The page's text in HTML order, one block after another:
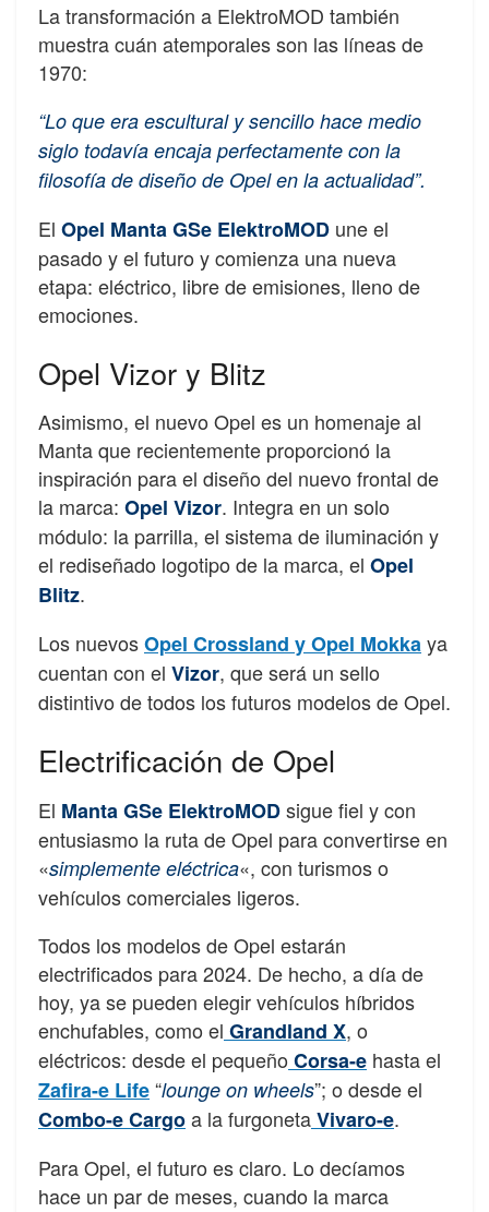
La transformación a ElektroMOD también
muestra cuán atemporales son las líneas de
1970:
“Lo que era escultural y sencillo hace medio
siglo todavía encaja perfectamente con la
filosofía de diseño de Opel en la actualidad”.
El Opel Manta GSe ElektroMOD une el
pasado y el futuro y comienza una nueva
etapa: eléctrico, libre de emisiones, lleno de
emociones.
Opel Vizor y Blitz
Asimismo, el nuevo Opel es un homenaje al
Manta que recientemente proporcionó la
inspiración para el diseño del nuevo frontal de
la marca: Opel Vizor. Integra en un solo
módulo: la parrilla, el sistema de iluminación y
el rediseñado logotipo de la marca, el Opel
Blitz.
Los nuevosOpel Crossland y Opel Mokkaya
cuentan con el Vizor, que será un sello
distintivo de todos los futuros modelos de Opel.
Electrificación de Opel
El Manta GSe ElektroMODsigue fiel y con
entusiasmo la ruta de Opel para convertirse en
«simplemente eléctrica«, con turismos o
vehículos comerciales ligeros.
Todos los modelos de Opel estarán
electrificados para 2024. De hecho, a día de
hoy, ya se pueden elegir vehículos híbridos
enchufables, como el Grandland X, o
eléctricos: desde el pequeño Corsa-e hasta el
Zafira-e Life“lounge on wheels”; o desde el
Combo-e Cargoa la furgonetaVivaro-e.
Para Opel, el futuro es claro. Lo decíamos
hace un par de meses, cuando la marca